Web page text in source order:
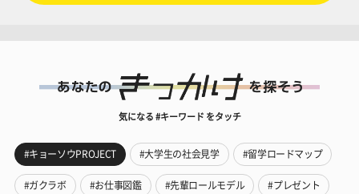
気になる #キーワード をタッチ
#キョーソウPROJECT #大学生の社会見学 #留学ロードマップ
#ガクラボ #お仕事図鑑 #先輩ロールモデル #プレゼント